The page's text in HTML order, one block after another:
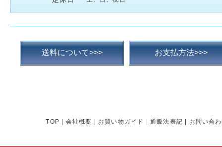
送料について>>> お支払方法>>>
TOP 会社概要 お買い物ガイド 通販法表記 お問い合